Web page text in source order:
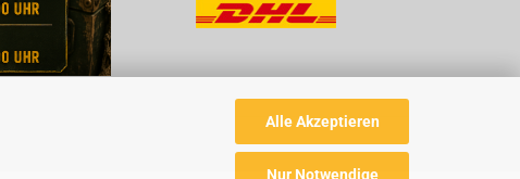
Alle Akzeptieren
Nur Notwendige